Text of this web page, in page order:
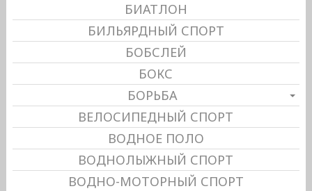
БИАТЛОН
БИЛЬЯРДНЫЙ СПОРТ
БОБСЛЕЙ
БОКС
БОРЬБА
ВЕЛОСИПЕДНЫЙ СПОРТ
ВОДНОЕ ПОЛО
ВОДНОЛЫЖНЫЙ СПОРТ
ВОДНО-МОТОРНЫЙ СПОРТ